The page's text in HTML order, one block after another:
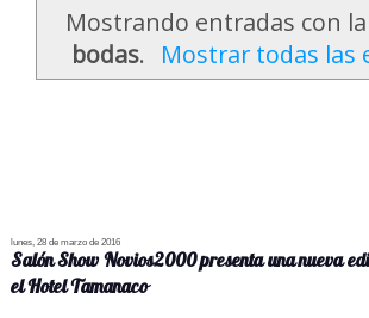
Mostrando entradas con
bodas. Mostrar todas las
lunes, 28 de marzo de 2016
Salón Show Novios2000 presenta una nueva
el Hotel Tamanaco